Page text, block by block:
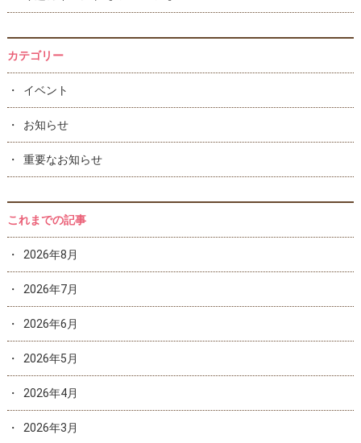
カテゴリー
イベント
お知らせ
重要なお知らせ
これまでの記事
2026年8月
2026年7月
2026年6月
2026年5月
2026年4月
2026年3月